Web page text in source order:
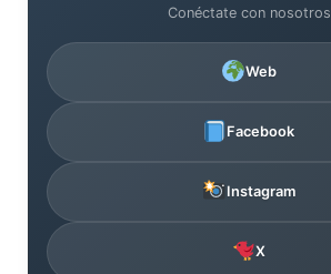
Conéctate con nosotros
Web
Facebook
Instagram
X